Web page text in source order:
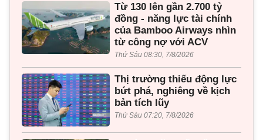
Từ 130 lên gần 2.700 tỷ
đồng - năng lực tài chính
của Bamboo Airways nhìn
từ công nợ với ACV
Thứ Sáu 08:30, 7/8/2026
Thị trường thiếu động lực
bứt phá, nghiêng về kịch
bản tích lũy
Thứ Sáu 07:20, 7/8/2026